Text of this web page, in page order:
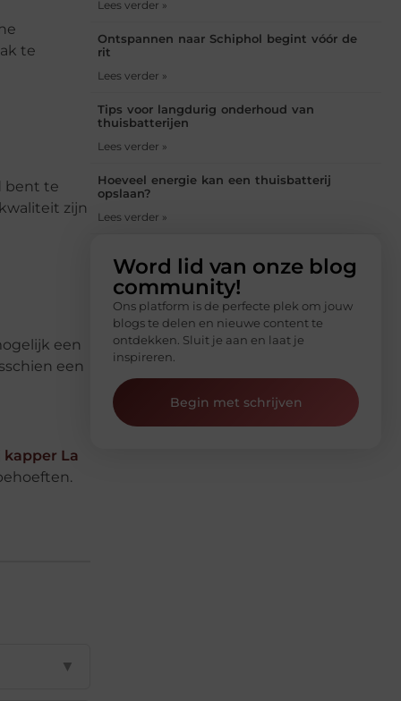
te
bent te
zijn
een
een
kapper La
▼
Lees verder »
Ontspannen naar Schiphol begint vóór de
rit
Lees verder »
Tips voor langdurig onderhoud van
thuisbatterijen
Lees verder »
Hoeveel energie kan een thuisbatterij
opslaan?
Lees verder »
Word lid van onze blog
community!
Ons platform is de perfecte plek om jouw
blogs te delen en nieuwe content te
ontdekken. Sluit je aan en laat je
inspireren.
Begin met schrijven